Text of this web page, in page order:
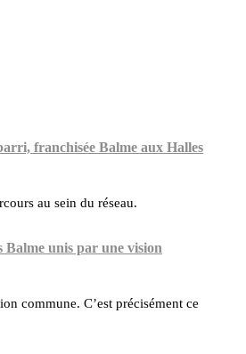
franchisée Balme aux Halles
au sein du réseau.
unis par une vision
commune. C’est précisément ce